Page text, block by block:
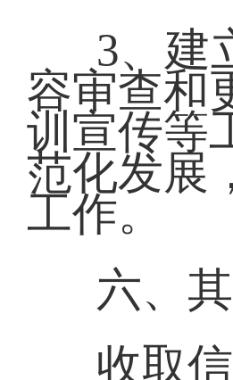
3、建
容审查和
训宣传等
范化发展
工作。
六、
收取